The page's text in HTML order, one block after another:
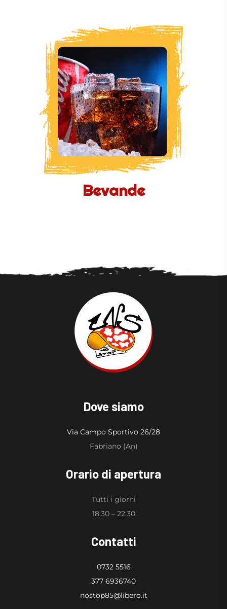
Bevande
Dove siamo
Via Campo Sportivo 26/28
Fabriano (An)
Orario di apertura
Tutti i giorni
18.30 – 22.30
Contatti
0732 5516
377 6936740
nostop85@libero.it